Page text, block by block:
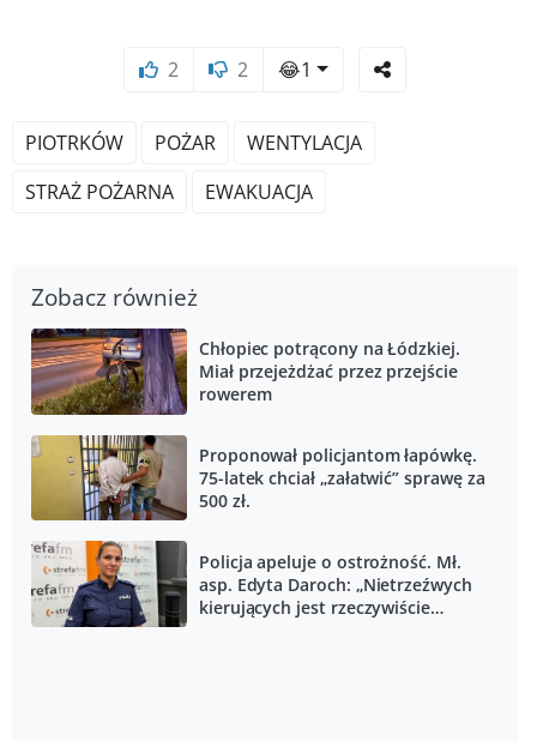
2 2 😂1
PIOTRKÓW POŻAR
WENTYLACJA
STRAŻ POŻARNA
EWAKUACJA
Zobacz również
Chłopiec potrącony na Łódzkiej.
Miał przejeżdżać przez przejście
rowerem
Proponował policjantom łapówkę.
75-latek chciał „załatwić” sprawę za
500 zł.
Policja apeluje o ostrożność. Mł.
asp. Edyta Daroch: „Nietrzeźwych
kierujących jest rzeczywiście